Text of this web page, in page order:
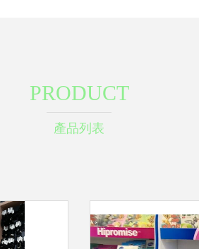
PRODUCT
產品列表